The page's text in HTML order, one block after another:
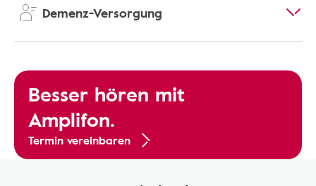
Demenz-Versorgung
Besser hören mit
Amplifon.
Termin vereinbaren